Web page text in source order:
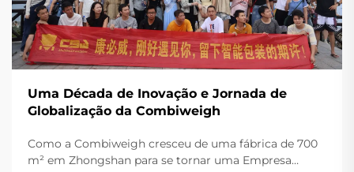
Uma Década de Inovação e Jornada de
Globalização da Combiweigh
Como a Combiweigh cresceu de uma fábrica de 700
m² em Zhongshan para se tornar uma Empresa